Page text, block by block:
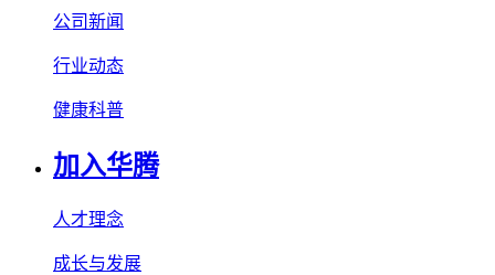
公司新闻
行业动态
健康科普
加入华腾
人才理念
成长与发展